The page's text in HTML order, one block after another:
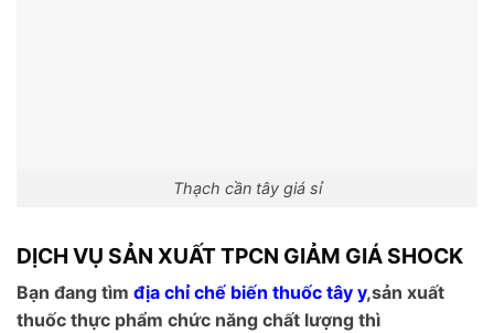
Thạch cần tây giá sỉ
DỊCH VỤ SẢN XUẤT TPCN GIẢM GIÁ SHOCK
Bạn đang tìm địa chỉ chế biến thuốc tây y,sản xuất
thuốc thực phẩm chức năng chất lượng thì